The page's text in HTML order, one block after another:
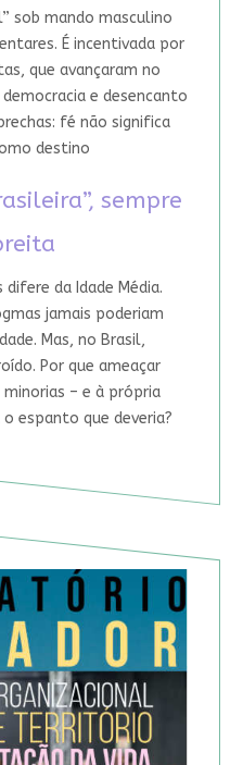
sob mando masculino
É incentivada por
que avançaram no
e desencanto
fé não significa
destino
sempre
da Idade Média.
jamais poderiam
Mas, no Brasil,
Por que ameaçar
– e à própria
espanto que deveria?